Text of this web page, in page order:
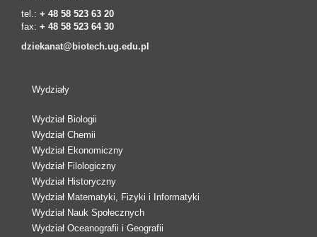
tel.: + 48 58 523 63 20
fax: + 48 58 523 64 30
dziekanat@biotech.ug.edu.pl
Wydziały
Wydział Biologii
Wydział Chemii
Wydział Ekonomiczny
Wydział Filologiczny
Wydział Historyczny
Wydział Matematyki, Fizyki i Informatyki
Wydział Nauk Społecznych
Wydział Oceanografii i Geografii